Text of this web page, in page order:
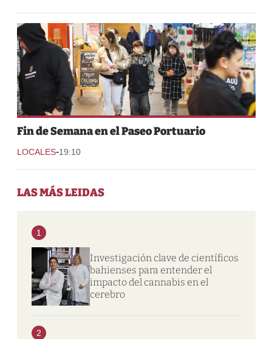
Fin de Semana en el Paseo Portuario
LOCALES-19:10
LAS MÁS LEIDAS
1
Investigación clave de científicos
bahienses para entender el
impacto del cannabis en el
cerebro
2